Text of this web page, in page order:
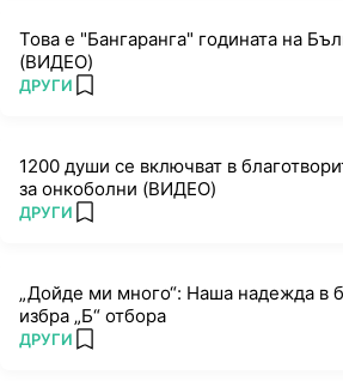
Това е "Бангаранга" годината на
(ВИДЕО)
ПОВЕЧЕ ОТ
ДРУГИ add favorites
1200 души се включват в
за онкоболни (ВИДЕО)
ПОВЕЧЕ ОТ
ДРУГИ add favorites
„Дойде ми много“: Наша надежда в
избра „Б“ отбора
ПОВЕЧЕ ОТ
ДРУГИ add favorites